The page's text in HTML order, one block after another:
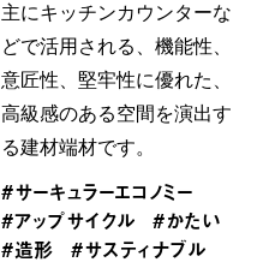
主にキッチンカウンターな
どで活用される、機能性、
意匠性、堅牢性に優れた、
高級感のある空間を演出す
る建材端材です。
#サーキュラーエコノミー
#アップサイクル
#かたい
#造形
#サスティナブル